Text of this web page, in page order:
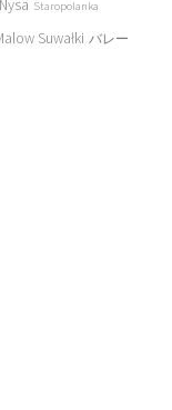
Staropolanka
Suwałki バレー